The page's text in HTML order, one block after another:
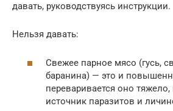
давать, руководствуясь инструкции.
Нельзя давать:
Свежее парное мясо (гусь,
баранина) — это и
переваривается оно
источник паразитов и